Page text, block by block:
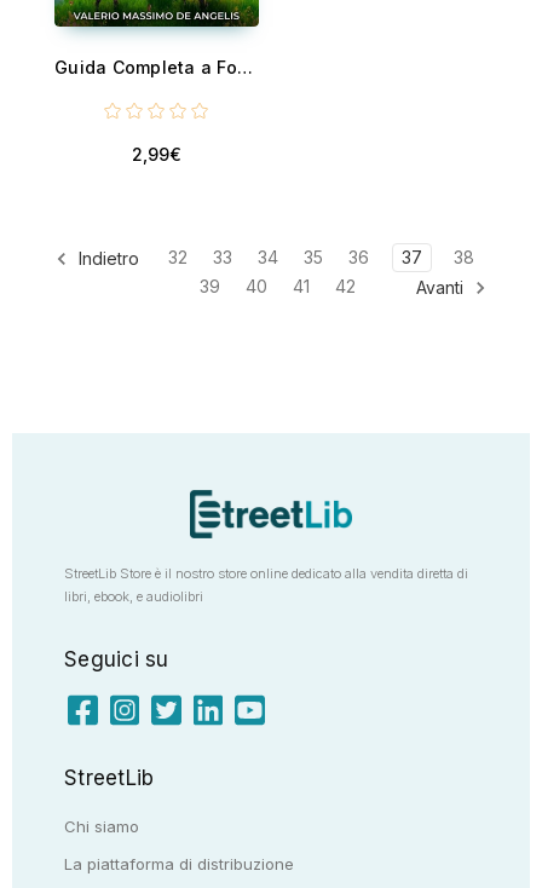
Guida Completa a Fortnite - Tecniche e Strategie di Gioco
2,99€
Indietro 32 33 34 35 36 37
38
39
40 41 42 Avanti
StreetLib Store è il nostro store online dedicato alla vendita diretta di
libri, ebook, e audiolibri
Seguici su
StreetLib
Chi siamo
La piattaforma di distribuzione